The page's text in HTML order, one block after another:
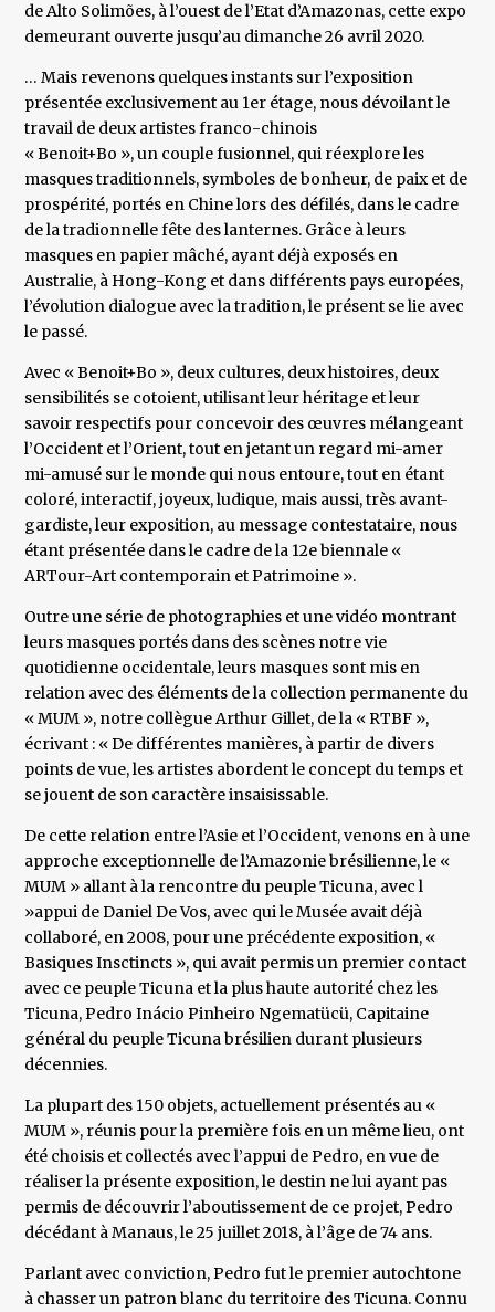
de Alto Solimões, à l’ouest de l’Etat d’Amazonas, cette expo
demeurant ouverte jusqu’au dimanche 26 avril 2020.
… Mais revenons quelques instants sur l’exposition
présentée exclusivement au 1er étage, nous dévoilant le
travail de deux artistes franco-chinois
« Benoit+Bo », un couple fusionnel, qui réexplore les
masques traditionnels, symboles de bonheur, de paix et de
prospérité, portés en Chine lors des défilés, dans le cadre
de la tradionnelle fête des lanternes. Grâce à leurs
masques en papier mâché, ayant déjà exposés en
Australie, à Hong-Kong et dans différents pays europées,
l’évolution dialogue avec la tradition, le présent se lie avec
le passé.
Avec « Benoit+Bo », deux cultures, deux histoires, deux
sensibilités se cotoient, utilisant leur héritage et leur
savoir respectifs pour concevoir des œuvres mélangeant
l’Occident et l’Orient, tout en jetant un regard mi-amer
mi-amusé sur le monde qui nous entoure, tout en étant
coloré, interactif, joyeux, ludique, mais aussi, très avant-
gardiste, leur exposition, au message contestataire, nous
étant présentée dans le cadre de la 12e biennale «
ARTour-Art contemporain et Patrimoine ».
Outre une série de photographies et une vidéo montrant
leurs masques portés dans des scènes notre vie
quotidienne occidentale, leurs masques sont mis en
relation avec des éléments de la collection permanente du
« MUM », notre collègue Arthur Gillet, de la « RTBF »,
écrivant : « De différentes manières, à partir de divers
points de vue, les artistes abordent le concept du temps et
se jouent de son caractère insaisissable.
De cette relation entre l’Asie et l’Occident, venons en à une
approche exceptionnelle de l’Amazonie brésilienne, le «
MUM » allant à la rencontre du peuple Ticuna, avec l
»appui de Daniel De Vos, avec qui le Musée avait déjà
collaboré, en 2008, pour une précédente exposition, «
Basiques Insctincts », qui avait permis un premier contact
avec ce peuple Ticuna et la plus haute autorité chez les
Ticuna, Pedro Inácio Pinheiro Ngematücü, Capitaine
général du peuple Ticuna brésilien durant plusieurs
décennies.
La plupart des 150 objets, actuellement présentés au «
MUM », réunis pour la première fois en un même lieu, ont
été choisis et collectés avec l’appui de Pedro, en vue de
réaliser la présente exposition, le destin ne lui ayant pas
permis de découvrir l’aboutissement de ce projet, Pedro
décédant à Manaus, le 25 juillet 2018, à l’âge de 74 ans.
Parlant avec conviction, Pedro fut le premier autochtone
à chasser un patron blanc du territoire des Ticuna. Connu